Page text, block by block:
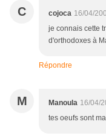
C cojoca 16/04/
je connais cette
d'orthodoxes à
Répondre
M Manoula 16/04/
tes oeufs sont